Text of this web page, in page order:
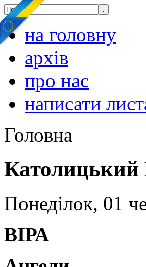
на головну
архів
про нас
написати
Головна
Католицький
Понеділок, 01
ВІРА